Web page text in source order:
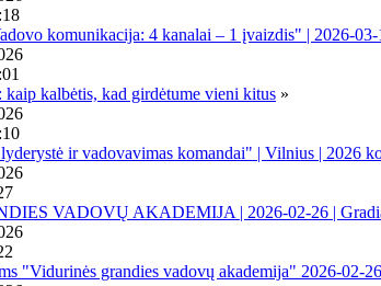
komunikacija: 4 kanalai – 1 įvaizdis" | 2026-03-
kaip kalbėtis, kad girdėtume vieni kitus »
ir vadovavimas komandai" | Vilnius | 2026
VADOVŲ AKADEMIJA | 2026-02-26 |
"Vidurinės grandies vadovų akademija" 2026-02-